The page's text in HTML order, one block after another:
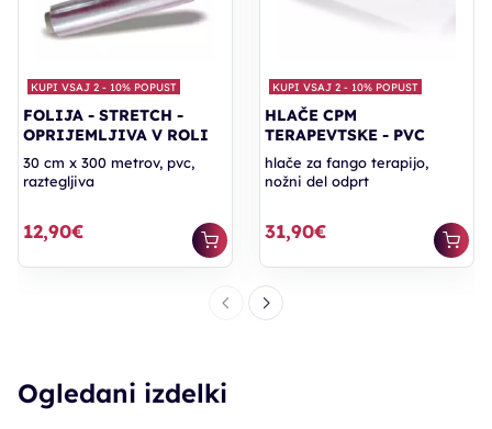
KUPI VSAJ 2 - 10% POPUST
FOLIJA - STRETCH -
OPRIJEMLJIVA V ROLI
30 cm x 300 metrov, pvc,
raztegljiva
12,90€
KUPI VSAJ 2 - 10% POPUST
HLAČE CPM
TERAPEVTSKE - PVC
hlače za fango terapijo,
nožni del odprt
31,90€
Ogledani izdelki